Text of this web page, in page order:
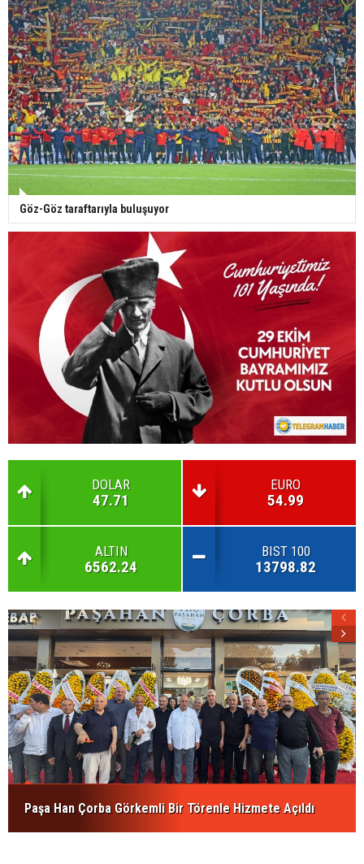
Göz-Göz taraftarıyla buluşuyor
DOLAR
47.71
EURO
54.99
ALTIN
6562.24
BIST 100
13798.82
Paşa Han Çorba Görkemli Bir Törenle Hizmete Açıldı